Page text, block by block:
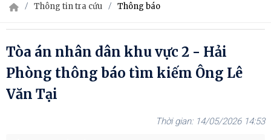
Thông tin tra cứu Thông báo
Tòa án nhân dân khu vực 2 - Hải
Phòng thông báo tìm kiếm Ông Lê
Văn Tại
14/05/2026 14:53